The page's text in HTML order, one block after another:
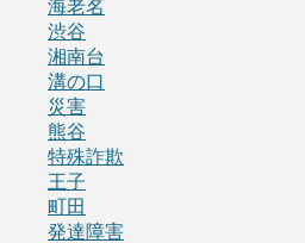
海老名
渋谷
湘南台
溝の口
災害
熊谷
特殊詐欺
王子
町田
発達障害